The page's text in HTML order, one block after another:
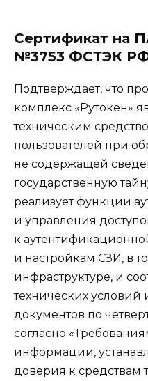
Сертификат на
№3753 ФСТЭК
Подтверждает, что
комплекс «Рутокен»
техническим
пользователей при
не содержащей
государственную
реализует функции
и управления
к
и настройкам СЗИ, в
инфраструктуре, и
технических
документов по
согласно
информации,
доверия к средствам